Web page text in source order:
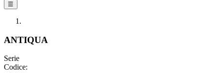
☰
ANTIQUA
Serie
Codice: